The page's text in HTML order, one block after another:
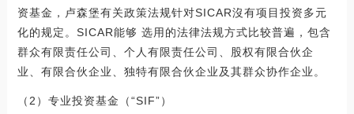
资基金，卢森堡有关政策法规针对SICAR沒有项目投资多元
化的规定。SICAR能够 选用的法律法规方式比较普遍，包含
群众有限责任公司、个人有限责任公司、股权有限合伙企
业、有限合伙企业、独特有限合伙企业及其群众协作企业。
（2）专业投资基金（“SIF”）